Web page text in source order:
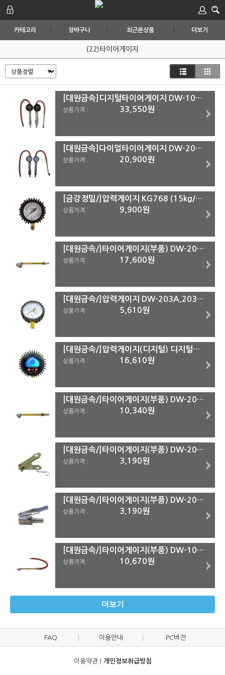
카테고리 장바구니 최근본상품 더보기
(22)타이어게이지
[대원금속]디지털타이어게이지 DW-101시리즈 DW-101 DB(일반형)
상품가격 : 33,550원
[대원금속]다이얼타이어게이지 DW-201시리즈 DW-201B(일반형)
상품가격 : 20,900원
[금강정밀/]압력게이지 KG768 (15kg/㎠) 게이지
상품가격 : 9,900원
[대원금속/]타이어게이지(부품) DW-202용 파이프굿찌(중기용)
상품가격 : 17,600원
[대원금속/]압력게이지 DW-203A,203B공용 게이지
상품가격 : 5,610원
[대원금속/]압력게이지(디지털) 디지털게이지(공용)
상품가격 : 16,610원
[대원금속/]타이어게이지(부품) DW-202용 파이프굿찌(일반용)
상품가격 : 10,340원
[대원금속/]타이어게이지(부품) DW-203용 굿찌(자전거용)
상품가격 : 3,190원
[대원금속/]타이어게이지(부품) DW-203A용 굿찌(집게)
상품가격 : 3,190원
[대원금속/]타이어게이지(부품) DW-101,203B용 호스파이프굿찌
상품가격 : 10,670원
더보기
FAQ 이용안내 PC버전
이용약관| 개인정보취급방침